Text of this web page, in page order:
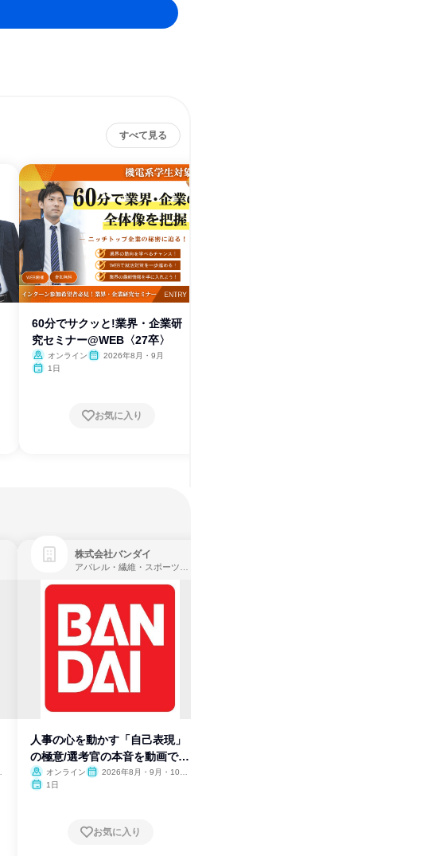
すべて見る
60分でサクッと!業界・企業研
究セミナー@WEB〈27卒〉
オンライン
2026年8月・9月
1日
お気に入り
株式会社バンダイ
アパレル・繊維・スポーツメーカー、製造・メーカー、ゲーム制作・販売
人事の心を動かす「自己表現」
の極意/選考官の本音を動画で公
開
オンライン
2026年8月・9月・10
1日
お気に入り